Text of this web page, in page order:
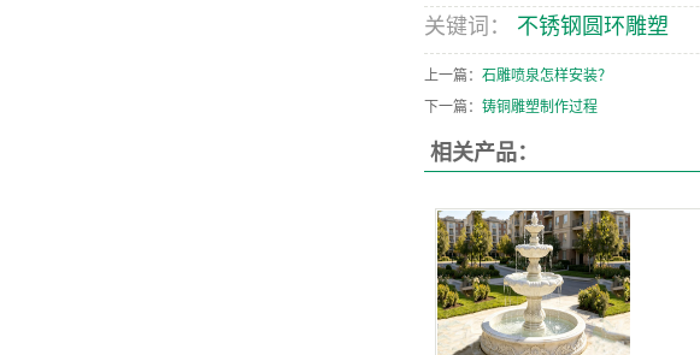
关键词： 不锈钢圆环雕塑
上一篇： 石雕喷泉怎样安装？
下一篇： 铸铜雕塑制作过程
相关产品：